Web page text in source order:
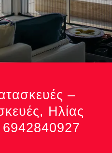
–
Ηλίας